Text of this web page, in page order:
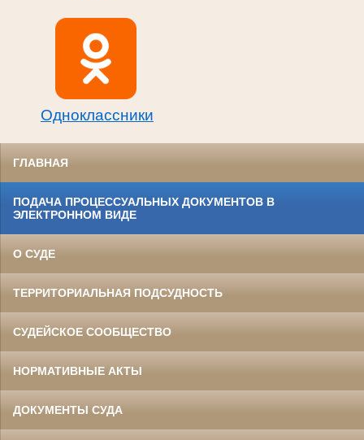
Одноклассники
ГЛАВНАЯ
ПОДАЧА ПРОЦЕССУАЛЬНЫХ ДОКУМЕНТОВ В
ЭЛЕКТРОННОМ ВИДЕ
О СУДЕ
ТЕРРИТОРИАЛЬНАЯ ПОДСУДНОСТЬ
СУДЕЙСКОЕ СООБЩЕСТВО
НОРМАТИВНЫЕ АКТЫ
ДОКУМЕНТЫ СУДА